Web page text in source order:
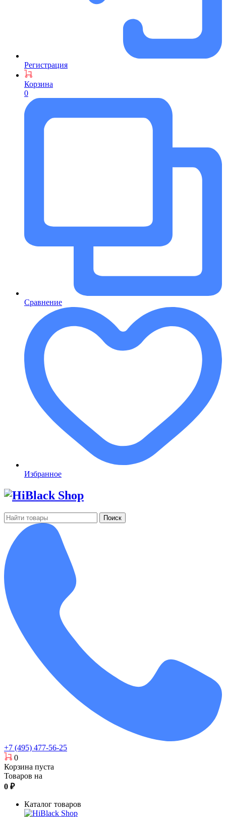
Регистрация
Корзина
0
Сравнение
Избранное
Поиск
+7 (495) 477-56-25
0
Корзина пуста
Товаров на
0 ₽
Каталог товаров